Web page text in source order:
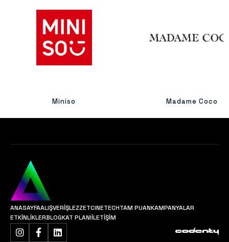
Miniso Madame Coco
ANASAYFAALIŞVERİŞLEZZETCINETECHTAM PUANKAMPANYALAR
ETKİNLİKLERBLOGKAT PLANIİLETİŞİM